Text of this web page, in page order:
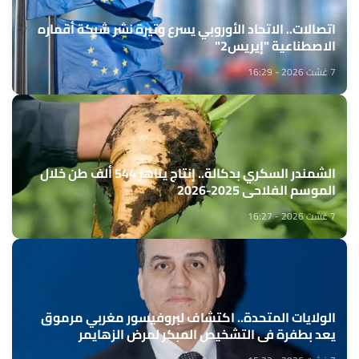
اتصالات.. الاتحاد الأوروبي يسرع وتيرة نشر شبكة أقماره
الاصطناعية "إيريس2"
7 غشت 2026 - 16:29
الشمندر السكري بدكالة.. إنتاج يناهز 544 ألف طن خلال
الموسم الفلاحي 2025-2026
7 غشت 2026 - 16:27
الولايات المتحدة.. اكتشاف لبروفيسور مغربي مرموق
يعد بطفرة في التشخيص المبكر لمرض الزهايمر